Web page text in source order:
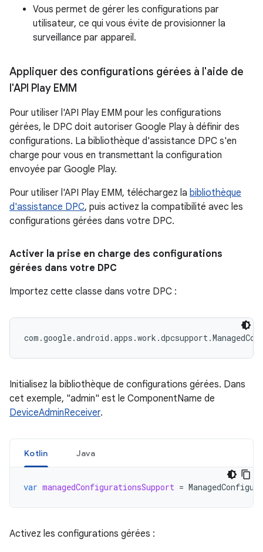
Vous permet de gérer les configurations par
utilisateur, ce qui vous évite de provisionner la
surveillance par appareil.
Appliquer des configurations gérées à l'aide de
l'API Play EMM
Pour utiliser l'API Play EMM pour les configurations
gérées, le DPC doit autoriser Google Play à définir des
configurations. La bibliothèque d'assistance DPC s'en
charge pour vous en transmettant la configuration
envoyée par Google Play.
Pour utiliser l'API Play EMM, téléchargez la bibliothèque
d'assistance DPC, puis activez la compatibilité avec les
configurations gérées dans votre DPC.
Activer la prise en charge des configurations
gérées dans votre DPC
Importez cette classe dans votre DPC :
Initialisez la bibliothèque de configurations gérées. Dans
cet exemple, "admin" est le ComponentName de
DeviceAdminReceiver.
Kotlin Java
var managedConfigurationsSupport =
Activez les configurations gérées :